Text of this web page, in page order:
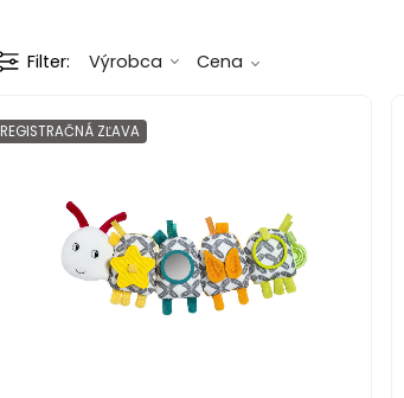
Filter Výrobca Cena
REGISTRAČNÁ ZĽAVA